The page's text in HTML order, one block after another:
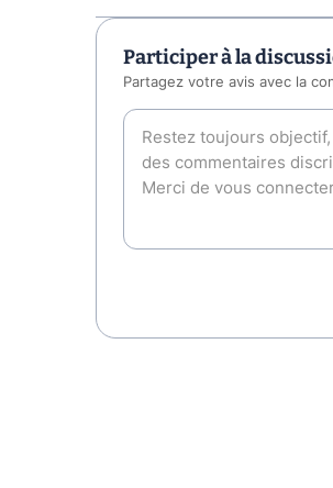
Participer à la
Partagez votre avis avec la